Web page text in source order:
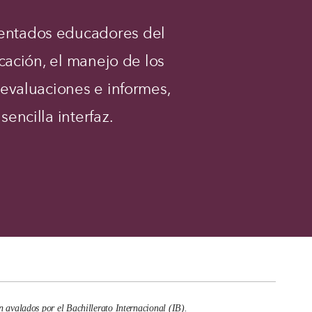
educadores del
el manejo de los
e informes,
interfaz.
avalados por el Bachillerato Internacional (IB).